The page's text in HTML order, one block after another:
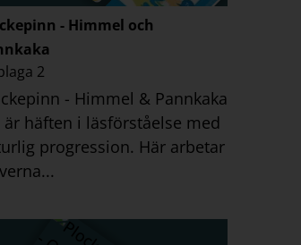
- Himmel och
2
- Himmel & Pannkaka
är häften i läsförståelse med
progression. Här arbetar